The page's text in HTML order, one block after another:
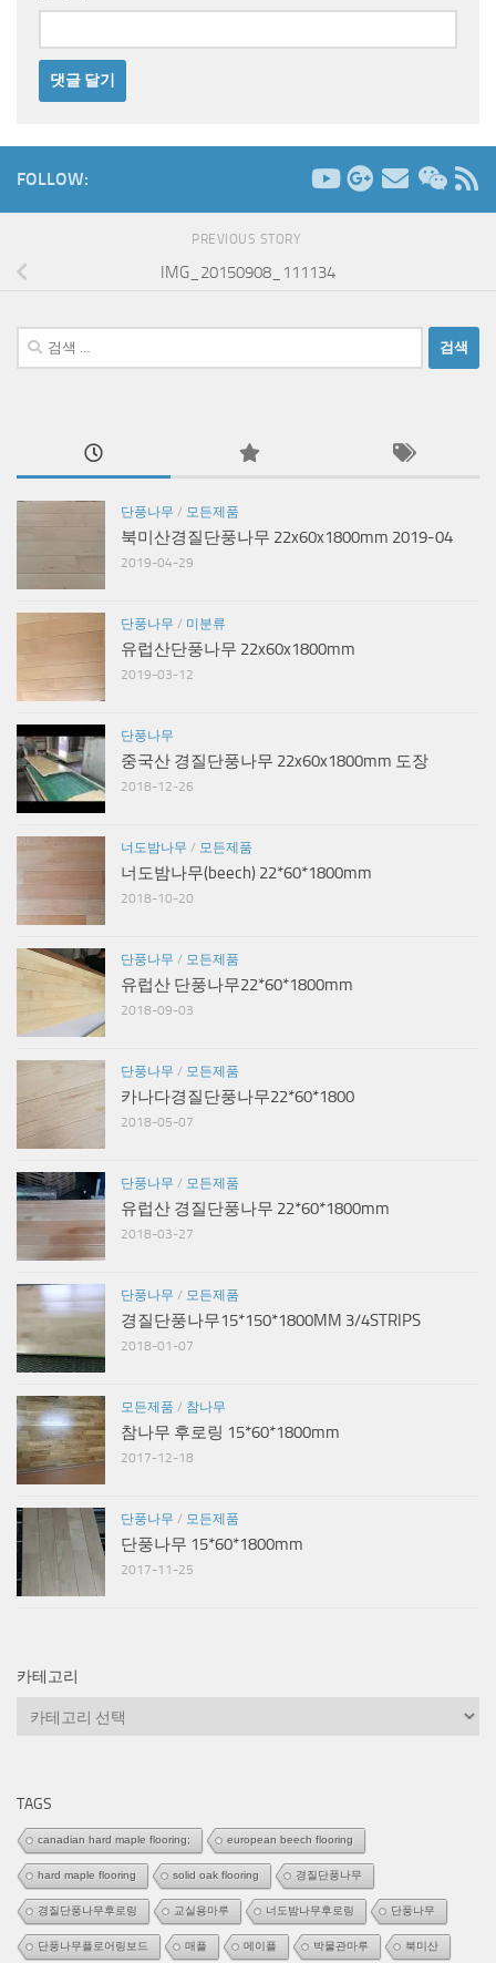
FOLLOW:
PREVIOUS STORY
IMG_20150908_111134
검
색:
단풍나무 / 모든제품
북미산경질단풍나무 22x60x1800mm 2019-04
2019-04-29
단풍나무 / 미분류
유럽산단풍나무 22x60x1800mm
2019-03-12
단풍나무
중국산 경질단풍나무 22x60x1800mm 도장
2018-12-26
너도밤나무 / 모든제품
너도밤나무(beech) 22*60*1800mm
2018-10-20
단풍나무 / 모든제품
유럽산 단풍나무22*60*1800mm
2018-09-03
단풍나무 / 모든제품
카나다경질단풍나무22*60*1800
2018-05-07
단풍나무 / 모든제품
유럽산 경질단풍나무 22*60*1800mm
2018-03-27
단풍나무 / 모든제품
경질단풍나무15*150*1800MM 3/4STRIPS
2018-01-07
모든제품 / 참나무
참나무 후로링 15*60*1800mm
2017-12-18
단풍나무 / 모든제품
단풍나무 15*60*1800mm
2017-11-25
카테고리
카
TAGS
canadian hard maple flooring; european beech flooring
hard maple flooring solid oak flooring 경질단풍나무
경질단풍나무후로링 교실용마루 너도밤나무후로링 단풍나무
단풍나무플로어링보드 매플 메이플 박물관마루 북미산